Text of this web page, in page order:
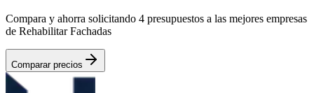
Compara y ahorra solicitando 4 presupuestos a las mejores empresas
de Rehabilitar Fachadas
Comparar precios